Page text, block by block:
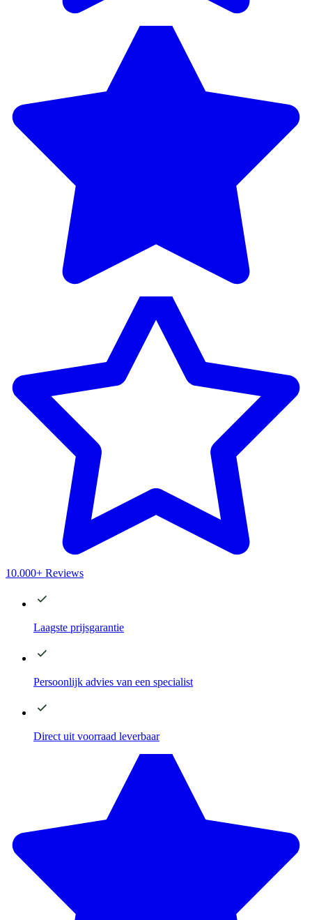
10.000+ Reviews
Laagste prijsgarantie
Persoonlijk advies van een specialist
Direct uit voorraad leverbaar